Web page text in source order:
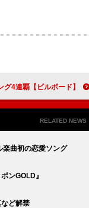
【ビルボード】史上最速1億突破の米津玄師「IRIS OUT」、当週も2,400万回超でストリーミング・ソング4連覇
RELATED NEWS
楽曲初の恋愛ソング
ンGOLD』
ど解禁